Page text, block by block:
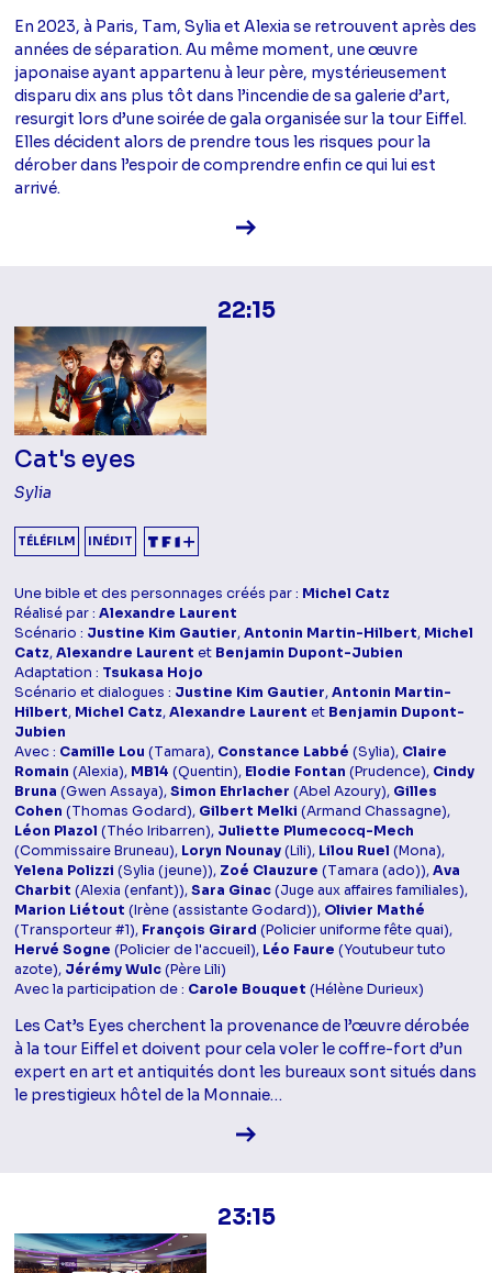
En 2023, à Paris, Tam, Sylia et Alexia se retrouvent après des
années de séparation. Au même moment, une œuvre
japonaise ayant appartenu à leur père, mystérieusement
disparu dix ans plus tôt dans l’incendie de sa galerie d’art,
resurgit lors d’une soirée de gala organisée sur la tour Eiffel.
Elles décident alors de prendre tous les risques pour la
dérober dans l’espoir de comprendre enfin ce qui lui est
arrivé.
Voir la fiche diffusion
22:15
Cat's eyes
Sylia
TÉLÉFILM INÉDIT
Une bible et des personnages créés par : Michel Catz
Réalisé par :Alexandre Laurent
Scénario : Justine Kim Gautier,Antonin Martin-Hilbert, Michel
Catz,Alexandre Laurent et Benjamin Dupont-Jubien
Adaptation : Tsukasa Hojo
Scénario et dialogues : Justine Kim Gautier,Antonin Martin-
Hilbert, Michel Catz,Alexandre Laurent et Benjamin Dupont-
Jubien
Avec : Camille Lou (Tamara), Constance Labbé (Sylia), Claire
Romain (Alexia), MB14 (Quentin), Elodie Fontan (Prudence), Cindy
Bruna (Gwen Assaya),Simon Ehrlacher (Abel Azoury), Gilles
Cohen (Thomas Godard), Gilbert Melki (Armand Chassagne),
Léon Plazol (Théo Iribarren), Juliette Plumecocq-Mech
(Commissaire Bruneau), Loryn Nounay(Lili), Lilou Ruel (Mona),
Yelena Polizzi (Sylia (jeune)), Zoé Clauzure (Tamara (ado)),Ava
Charbit (Alexia (enfant)),Sara Ginac(Juge aux affaires familiales),
Marion Liétout (Irène (assistante Godard)), Olivier Mathé
(Transporteur #1), François Girard (Policier uniforme fête quai),
Hervé Sogne (Policier de l'accueil), Léo Faure (Youtubeur tuto
azote), Jérémy Wulc(Père Lili)
Avec la participation de : Carole Bouquet (Hélène Durieux)
Les Cat’s Eyes cherchent la provenance de l’œuvre dérobée
à la tour Eiffel et doivent pour cela voler le coffre-fort d’un
expert en art et antiquités dont les bureaux sont situés dans
le prestigieux hôtel de la Monnaie…
Voir la fiche diffusion
23:15